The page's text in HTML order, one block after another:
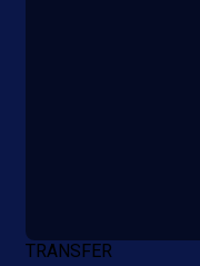
Grbavica
TRANSFER